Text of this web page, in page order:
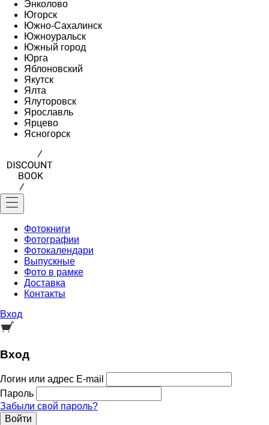
Энколово
Югорск
Южно-Сахалинск
Южноуральск
Южный город
Юрга
Яблоновский
Якутск
Ялта
Ялуторовск
Ярославль
Ярцево
Ясногорск
Фотокниги
Фотографии
Фотокалендари
Выпускные
Фото в рамке
Доставка
Контакты
Вход
Вход
Логин или адрес E-mail
Пароль
Забыли свой пароль?
Войти